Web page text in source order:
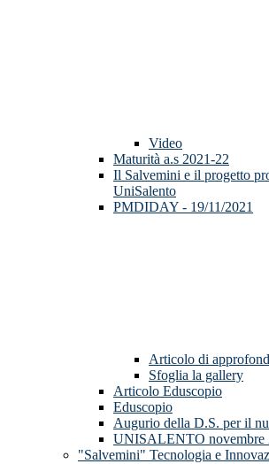
Video
Maturità a.s 2021-22
Il Salvemini e il progetto
UniSalento
PMDIDAY - 19/11/2021
Articolo di
Sfoglia la gallery
Articolo Eduscopio
Eduscopio
Augurio della D.S. per il
UNISALENTO novembre
"Salvemini" Tecnologia e